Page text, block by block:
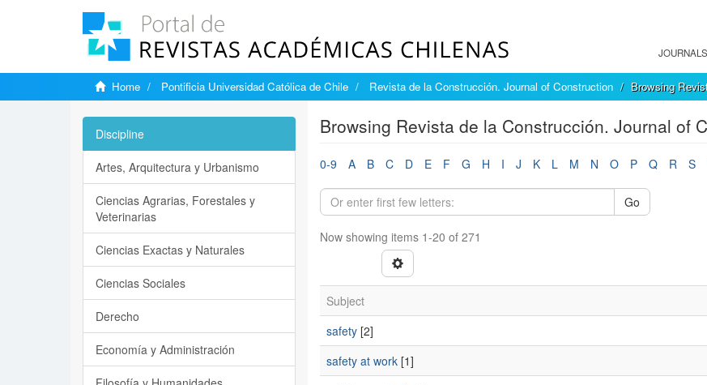
JOURNALS
Home Pontificia Universidad Católica de Chile Revista de la Construcción. Journal of Construction Browsing
Browsing Revista de la Construcción. Journal of
0-9 A B C D E F G H I J K L M N O P Q R S
Go
Now showing items 1-20 of 271
Subject
safety[2]
safety at work[1]
Discipline
Artes, Arquitectura y Urbanismo
Ciencias Agrarias, Forestales y
Veterinarias
Ciencias Exactas y Naturales
Ciencias Sociales
Derecho
Economía y Administración